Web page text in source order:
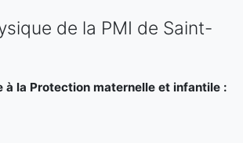
de la PMI de Saint-
à la Protection maternelle et infantile :